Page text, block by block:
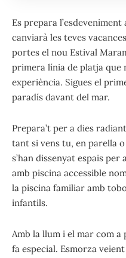
Es prepara
canviarà les teves
portes el nou Estival
primera línia de platja que
experiència. Sigues el
paradís davant del mar.
Prepara’t per a dies
tant si vens tu, en parella
s’han dissenyat espais per
amb piscina accessible
la piscina familiar amb
infantils.
Amb la llum i el mar com
fa especial. Esmorza